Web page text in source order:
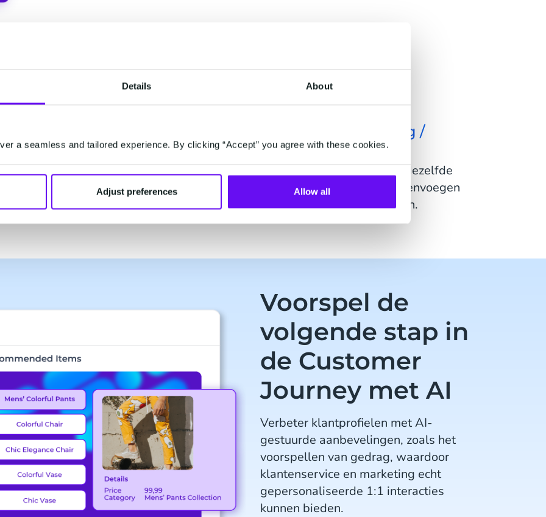
Details About
a seamless and tailored experience. By clicking “Accept” you agree with these cookies.
Adjust preferences Allow all
Integreer first-party data, ongeacht
waar ze zijn opgeslagen, en maak
cookies overbodig.
Identity Matching /
Resolution
Nauwkeurig gegevens van dezelfde
persoon identificeren en samenvoegen
tot 360°-klantprofielen.
Voorspel de
volgende stap in
de Customer
Journey met AI
Verbeter klantprofielen met AI-
gestuurde aanbevelingen, zoals het
voorspellen van gedrag, waardoor
klantenservice en marketing echt
gepersonaliseerde 1:1 interacties
kunnen bieden.